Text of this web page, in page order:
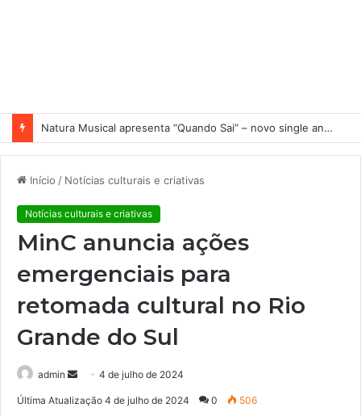
Natura Musical apresenta “Quando Sai” – novo single antecipa estreia do primeiro álbum solo de Elisa Maia
Início / Notícias culturais e criativas
Notícias culturais e criativas
MinC anuncia ações
emergenciais para
retomada cultural no Rio
Grande do Sul
admin 4 de julho de 2024
Última Atualização 4 de julho de 2024 0 506